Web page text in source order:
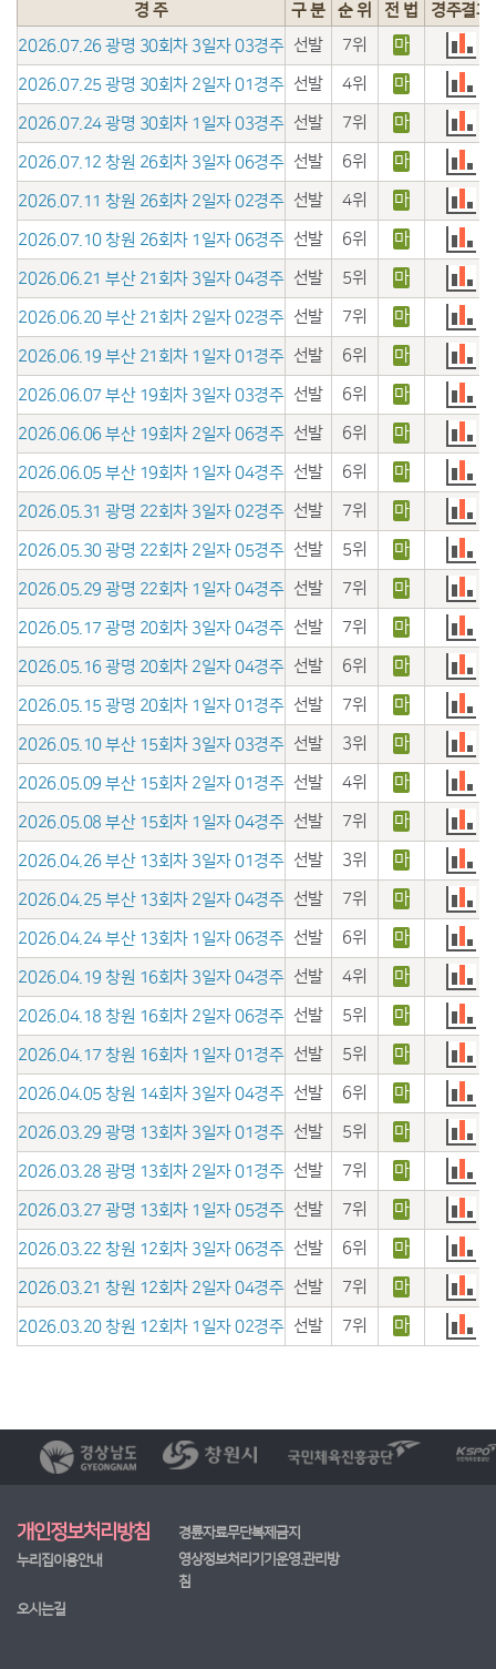
경 주
구 분 순 위 전 법
경주결과
2026.07.26 광명 30회차 3일자 03경주 선발 7위 마
2026.07.25 광명 30회차 2일자 01경주 선발 4위 마
2026.07.24 광명 30회차 1일자 03경주 선발 7위 마
2026.07.12 창원 26회차 3일자 06경주 선발 6위 마
2026.07.11 창원 26회차 2일자 02경주 선발 4위 마
2026.07.10 창원 26회차 1일자 06경주 선발 6위 마
2026.06.21 부산 21회차 3일자 04경주 선발 5위 마
2026.06.20 부산 21회차 2일자 02경주 선발 7위 마
2026.06.19 부산 21회차 1일자 01경주 선발 6위 마
2026.06.07 부산 19회차 3일자 03경주 선발 6위 마
2026.06.06 부산 19회차 2일자 06경주 선발 6위 마
2026.06.05 부산 19회차 1일자 04경주 선발 6위 마
2026.05.31 광명 22회차 3일자 02경주 선발 7위 마
2026.05.30 광명 22회차 2일자 05경주 선발 5위 마
2026.05.29 광명 22회차 1일자 04경주 선발 7위 마
2026.05.17 광명 20회차 3일자 04경주 선발 7위 마
2026.05.16 광명 20회차 2일자 04경주 선발 6위 마
2026.05.15 광명 20회차 1일자 01경주 선발 7위 마
2026.05.10 부산 15회차 3일자 03경주 선발 3위 마
2026.05.09 부산 15회차 2일자 01경주 선발 4위 마
2026.05.08 부산 15회차 1일자 04경주 선발 7위 마
2026.04.26 부산 13회차 3일자 01경주 선발 3위 마
2026.04.25 부산 13회차 2일자 04경주 선발 7위 마
2026.04.24 부산 13회차 1일자 06경주 선발 6위 마
2026.04.19 창원 16회차 3일자 04경주 선발 4위 마
2026.04.18 창원 16회차 2일자 06경주 선발 5위 마
2026.04.17 창원 16회차 1일자 01경주 선발 5위 마
2026.04.05 창원 14회차 3일자 04경주 선발 6위 마
2026.03.29 광명 13회차 3일자 01경주 선발 5위 마
2026.03.28 광명 13회차 2일자 01경주 선발 7위 마
2026.03.27 광명 13회차 1일자 05경주 선발 7위 마
2026.03.22 창원 12회차 3일자 06경주 선발 6위 마
2026.03.21 창원 12회차 2일자 04경주 선발 7위 마
2026.03.20 창원 12회차 1일자 02경주 선발 7위 마
개인정보처리방침
경륜자료무단복제금지
누리집이용안내
영상정보처리기기운영.관리방
침
오시는길